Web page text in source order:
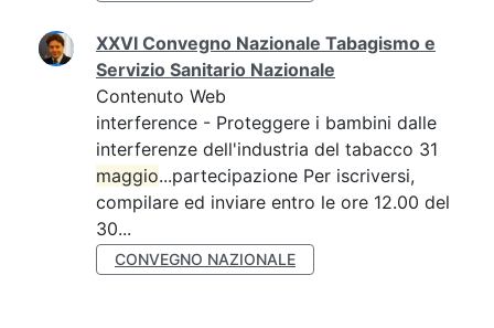
XXVI Convegno Nazionale Tabagismo e
Servizio Sanitario Nazionale
Contenuto Web
interference - Proteggere i bambini dalle
interferenze dell'industria del tabacco 31
maggio...partecipazione Per iscriversi,
compilare ed inviare entro le ore 12.00 del
30...
CONVEGNO NAZIONALE